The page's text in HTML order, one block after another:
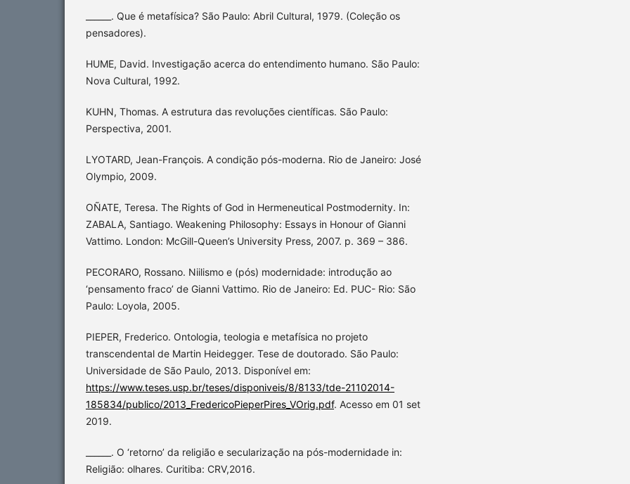
______. Que é metafísica? São Paulo: Abril Cultural, 1979. (Coleção os
pensadores).
HUME, David. Investigação acerca do entendimento humano. São Paulo:
Nova Cultural, 1992.
KUHN, Thomas. A estrutura das revoluções científicas. São Paulo:
Perspectiva, 2001.
LYOTARD, Jean-François. A condição pós-moderna. Rio de Janeiro: José
Olympio, 2009.
OÑATE, Teresa. The Rights of God in Hermeneutical Postmodernity. In:
ZABALA, Santiago. Weakening Philosophy: Essays in Honour of Gianni
Vattimo. London: McGill-Queen’s University Press, 2007. p. 369 – 386.
PECORARO, Rossano. Niilismo e (pós) modernidade: introdução ao
‘pensamento fraco’ de Gianni Vattimo. Rio de Janeiro: Ed. PUC- Rio: São
Paulo: Loyola, 2005.
PIEPER, Frederico. Ontologia, teologia e metafísica no projeto
transcendental de Martin Heidegger. Tese de doutorado. São Paulo:
Universidade de São Paulo, 2013. Disponível em:
https://www.teses.usp.br/teses/disponiveis/8/8133/tde-21102014-
185834/publico/2013_FredericoPieperPires_VOrig.pdf. Acesso em 01 set
2019.
______. O ‘retorno’ da religião e secularização na pós-modernidade in:
Religião: olhares. Curitiba: CRV,2016.